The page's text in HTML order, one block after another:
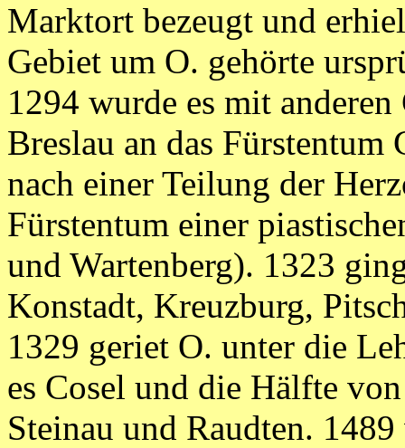
Marktort bezeugt und
Gebiet um O. gehörte
1294 wurde es mit
Breslau an das
nach einer Teilung der
Fürstentum einer
und Wartenberg). 1323
Konstadt, Kreuzburg,
1329 geriet O. unter die
es Cosel und die Hälfte
Steinau und Raudten.